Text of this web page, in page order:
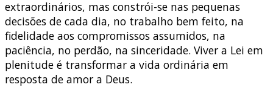
extraordinários, mas constrói-se nas pequenas
decisões de cada dia, no trabalho bem feito, na
fidelidade aos compromissos assumidos, na
paciência, no perdão, na sinceridade. Viver a Lei em
plenitude é transformar a vida ordinária em
resposta de amor a Deus.